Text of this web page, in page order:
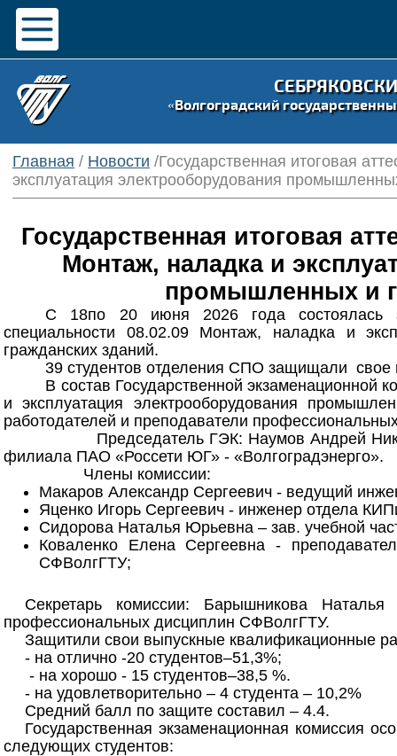
«Волгоградский
Главная / Новости /Государственная итоговая
эксплуатация электрооборудования
Государственная итоговая
Монтаж, наладка и
промышленных и
С 18по 20 июня 2026 года состоялась
специальности 08.02.09 Монтаж, наладка и
гражданских зданий.
39 студентов отделения СПО защищали свое
В состав Государственной экзаменационной
и эксплуатация электрооборудования
работодателей и преподаватели
Председатель ГЭК: Наумов Андрей
филиала ПАО «Россети ЮГ» - «Волгоградэнерго».
Члены комиссии:
Макаров Александр Сергеевич - ведущий
Яценко Игорь Сергеевич - инженер отдела
Сидорова Наталья Юрьевна – зав. учебной
Коваленко Елена Сергеевна -
СФВолгГТУ;
Секретарь комиссии: Барышникова
профессиональных дисциплин СФВолгГТУ.
Защитили свои выпускные квалификационные
- на отлично -20 студентов–51,3%;
- на хорошо - 15 студентов–38,5 %.
- на удовлетворительно – 4 студента – 10,2%
Средний балл по защите составил – 4.4.
Государственная экзаменационная комиссия
следующих студентов: